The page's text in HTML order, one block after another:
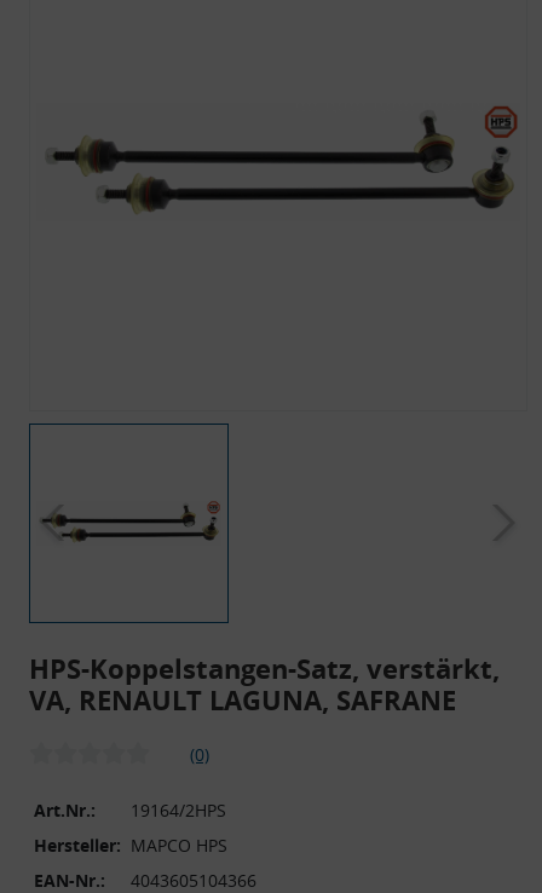
HPS-Koppelstangen-Satz, verstärkt,
VA, RENAULT LAGUNA, SAFRANE
(0)
Art.Nr.:
19164/2HPS
Hersteller: MAPCO HPS
EAN-Nr.:
4043605104366